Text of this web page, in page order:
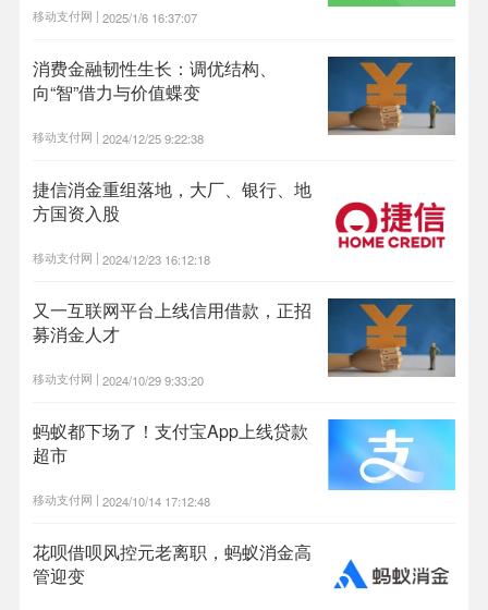
移动支付网 |2025/1/6 16:37:07
消费金融韧性生长：调优结构、
向“智”借力与价值蝶变
移动支付网 |2024/12/25 9:22:38
捷信消金重组落地，大厂、银行、地
方国资入股
移动支付网 |2024/12/23 16:12:18
又一互联网平台上线信用借款，正招
募消金人才
移动支付网 |2024/10/29 9:33:20
蚂蚁都下场了！支付宝App上线贷款
超市
移动支付网 |2024/10/14 17:12:48
花呗借呗风控元老离职，蚂蚁消金高
管迎变